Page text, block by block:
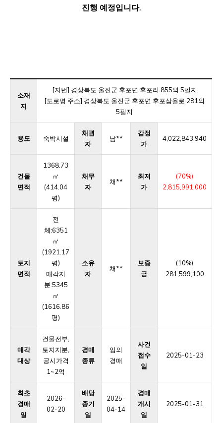
진행 예정입니다.
소재
지
[지번] 경상북도 울진군 후포면 후포리 855외 5필지
[도로명 주소] 경상북도 울진군 후포면 후포삼율로 281외
5필지
용도 숙박시설
채권
자
남**
감정
가
4,022,843,940
건물
면적
1368.73
㎡
(414.04
평)
채무
자
채**
최저
가
(70%)
2,815,991,000
토지
면적
전
체:6351
㎡
(1921.17
평)
매각지
분:5345
㎡
(1616.86
평)
소유
자
채**
보증
금
(10%)
281,599,100
매각
대상
건물전부,
토지지분,
공시가격
1~2억
경매
종류
임의
경매
사건
접수
일
2025-01-23
최초
경매
일
2026-
02-20
배당
종기
일
2025-
04-14
경매
개시
일
2025-01-31